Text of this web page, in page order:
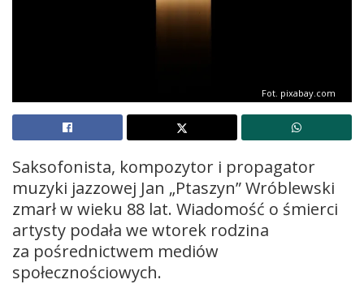
Fot. pixabay.com
Saksofonista, kompozytor i propagator
muzyki jazzowej Jan „Ptaszyn” Wróblewski
zmarł w wieku 88 lat. Wiadomość o śmierci
artysty podała we wtorek rodzina
za pośrednictwem mediów
społecznościowych.